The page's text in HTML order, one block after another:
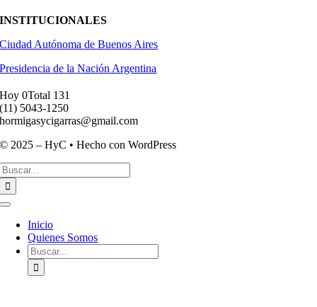
INSTITUCIONALES
Ciudad Autónoma de Buenos Aires
Presidencia de la Nación Argentina
Hoy 0Total 131
(11) ­5043-1250
hormigasycigarras@gmail.com
© 2025 – HyC • Hecho con WordPress
Toggle
Navigation
Inicio
Quienes Somos
Buscar: